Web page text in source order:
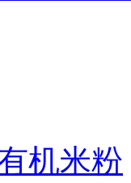
机米粉